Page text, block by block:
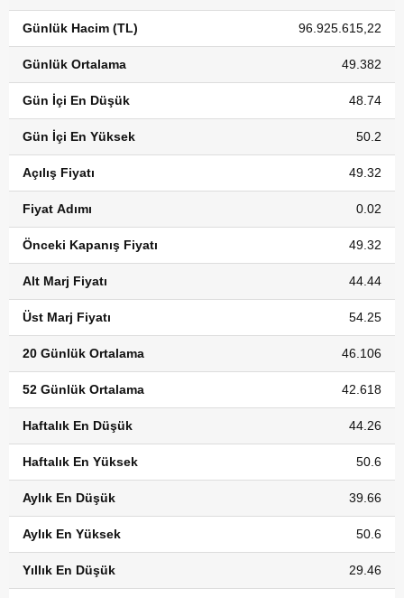
Günlük Hacim (TL) 96.925.615,22
Günlük Ortalama 49.382
Gün İçi En Düşük 48.74
Gün İçi En Yüksek 50.2
Açılış Fiyatı 49.32
Fiyat Adımı 0.02
Önceki Kapanış Fiyatı 49.32
Alt Marj Fiyatı 44.44
Üst Marj Fiyatı 54.25
20 Günlük Ortalama 46.106
52 Günlük Ortalama 42.618
Haftalık En Düşük 44.26
Haftalık En Yüksek 50.6
Aylık En Düşük 39.66
Aylık En Yüksek 50.6
Yıllık En Düşük 29.46